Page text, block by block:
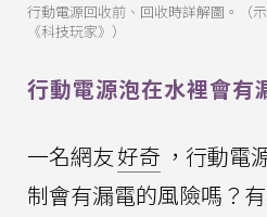
行動電源回收前、回收時詳解圖。（
《科技玩家》）
行動電源泡在水裡會有
一名網友好奇 ，行動電
制會有漏電的風險嗎？